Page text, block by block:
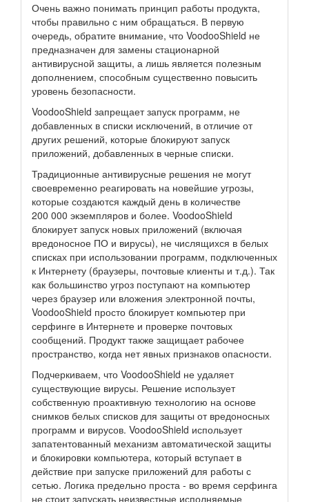
Очень важно понимать принцип работы продукта,
чтобы правильно с ним обращаться. В первую
очередь, обратите внимание, что VoodooShield не
предназначен для замены стационарной
антивирусной защиты, а лишь является полезным
дополнением, способным существенно повысить
уровень безопасности.
VoodooShield запрещает запуск программ, не
добавленных в списки исключений, в отличие от
других решений, которые блокируют запуск
приложений, добавленных в черные списки.
Традиционные антивирусные решения не могут
своевременно реагировать на новейшие угрозы,
которые создаются каждый день в количестве
200 000 экземпляров и более. VoodooShield
блокирует запуск новых приложений (включая
вредоносное ПО и вирусы), не числящихся в белых
списках при использовании программ, подключенных
к Интернету (браузеры, почтовые клиенты и т.д.). Так
как большинство угроз поступают на компьютер
через браузер или вложения электронной почты,
VoodooShield просто блокирует компьютер при
серфинге в Интернете и проверке почтовых
сообщений. Продукт также защищает рабочее
пространство, когда нет явных признаков опасности.
Подчеркиваем, что VoodooShield не удаляет
существующие вирусы. Решение использует
собственную проактивную технологию на основе
снимков белых списков для защиты от вредоносных
программ и вирусов. VoodooShield использует
запатентованный механизм автоматической защиты
и блокировки компьютера, который вступает в
действие при запуске приложений для работы с
сетью. Логика предельно проста - во время серфинга
не стоит запускать неизвестные исполняемые